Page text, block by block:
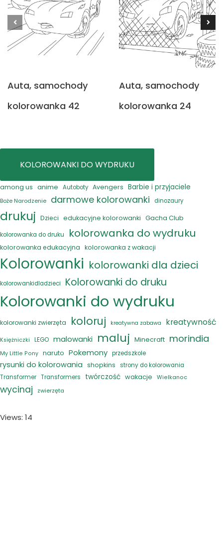
Auta, samochody
kolorowanka 42
Auta, samochody
kolorowanka 24
KOLOROWANKI DO WYDRUKU
among us anime Autoboty Avengers Barbie i przyjaciele
Boże Narodzenie darmowe kolorowanki dinozaury
drukuj Dzieci edukacyjne kolorowanki Gacha Club
kolorowanka do druku kolorowanka do wydruku
kolorowanka edukacyjna kolorowanka z wakacji
Kolorowanki kolorowanki dla dzieci
kolorowankidladzieci Kolorowanki do druku
Kolorowanki do wydruku
kolorowanki zwierzęta koloruj kreatywna zabawa kreatywność
Księżniczki LEGO malowanki maluj Minecraft morindia
My Little Pony naruto Pokemony przedszkole
rysunki do kolorowania shopkins
strony do kolorowania
Transformer Transformers twórczość wakacje Wielkanoc
wycinaj zwierzęta
Views: 14